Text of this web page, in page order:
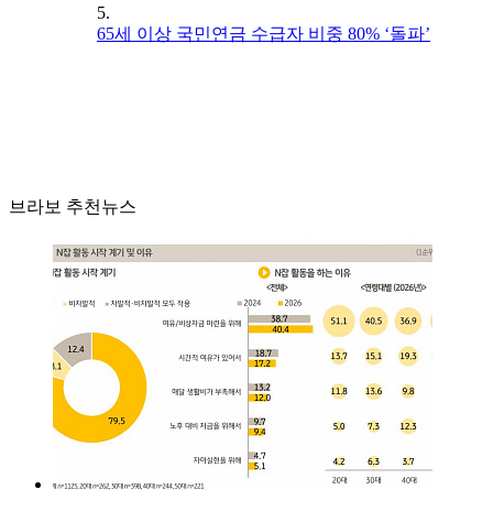
5.
65세 이상 국민연금 수급자 비중 80% ‘돌파’
브라보 추천뉴스